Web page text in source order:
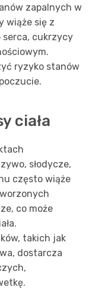
zapalnych w
wiąże się z
serca, cukrzycy
ryzyko stanów
ciała
słodycze,
często wiąże
co może
takich jak
dostarcza